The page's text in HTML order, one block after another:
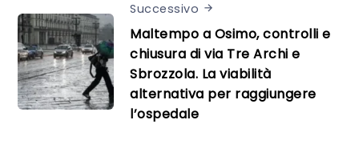
Successivo
Maltempo a Osimo, controlli e
chiusura di via Tre Archi e
Sbrozzola. La viabilità
alternativa per raggiungere
l’ospedale